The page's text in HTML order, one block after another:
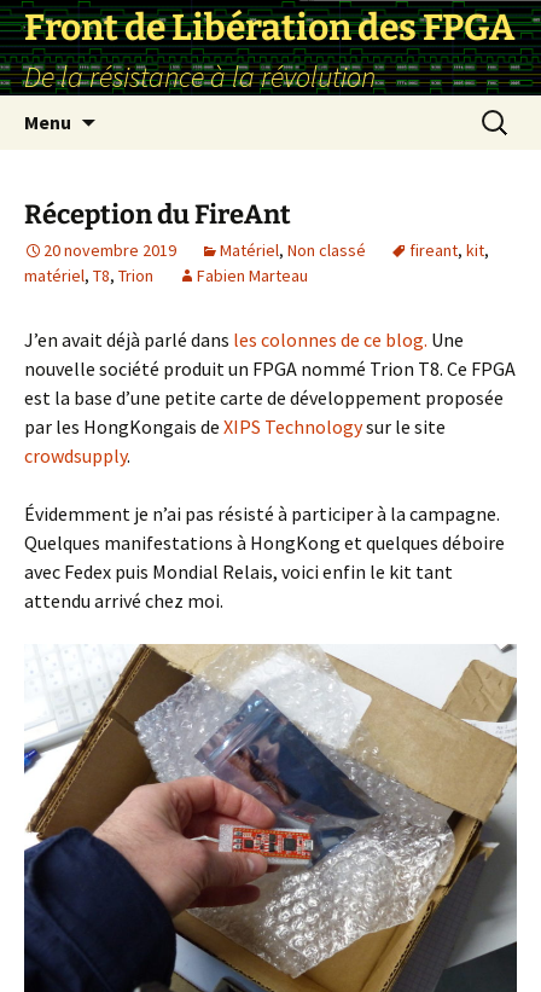
Front de Libération des FPGA
De la résistance à la révolution
Menu
Réception du FireAnt
20 novembre 2019 Matériel, Non classé fireant, kit,
matériel, T8, Trion Fabien Marteau
J’en avait déjà parlé dans les colonnes de ce blog. Une
nouvelle société produit un FPGA nommé Trion T8. Ce FPGA
est la base d’une petite carte de développement proposée
par les HongKongais de XIPS Technologysur le site
crowdsupply.
Évidemment je n’ai pas résisté à participer à la campagne.
Quelques manifestations à HongKong et quelques déboire
avec Fedex puis Mondial Relais, voici enfin le kit tant
attendu arrivé chez moi.